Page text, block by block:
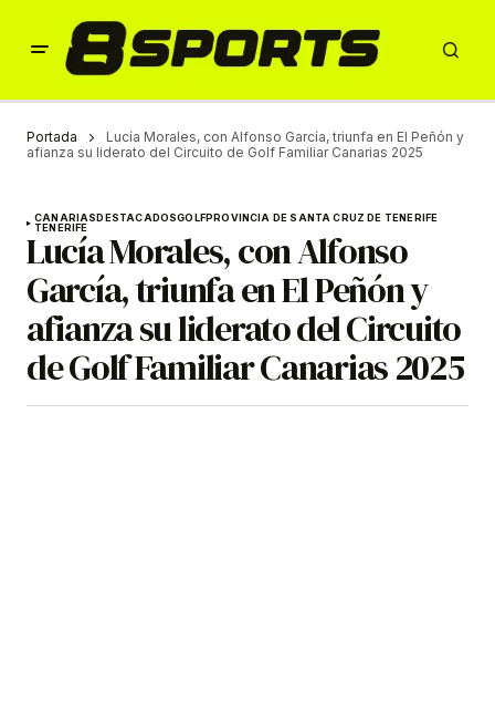
Portada
Lucía Morales, con Alfonso García, triunfa en El Peñón y
afianza su liderato del Circuito de Golf Familiar Canarias 2025
CANARIASDESTACADOSGOLFPROVINCIA DE SANTA CRUZ DE TENERIFE
TENERIFE
Lucía Morales, con Alfonso
García, triunfa en El Peñón y
afianza su liderato del Circuito
de Golf Familiar Canarias 2025